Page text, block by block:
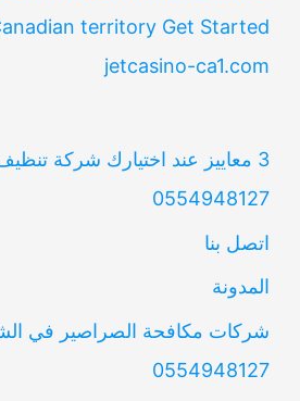
territory Get Started
jetcasino-ca1.com
3 معاييز عند اختيارك شركة
0554948127
اتصل بنا
المدونة
شركات مكافحة الصراصير في
0554948127